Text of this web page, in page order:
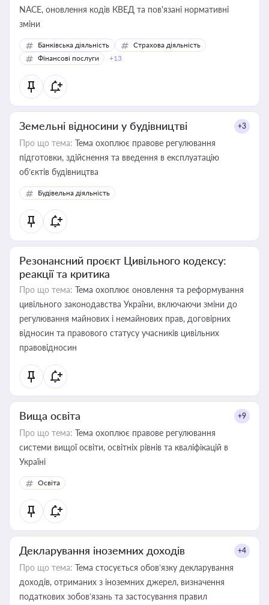
NACE, оновлення кодів КВЕД та пов'язані нормативні
зміни
Банківська діяльність
Страхова діяльність
Фінансові послуги
+13
Земельні відносини у будівництві +3
Про що тема: Тема охоплює правове регулювання
підготовки, здійснення та введення в експлуатацію
об’єктів будівництва
Будівельна діяльність
Резонансний проєкт Цивільного кодексу:
реакції та критика
Про що тема: Тема охоплює оновлення та реформування
цивільного законодавства України, включаючи зміни до
регулювання майнових і немайнових прав, договірних
відносин та правового статусу учасників цивільних
правовідносин
Вища освіта +9
Про що тема: Тема охоплює правове регулювання
системи вищої освіти, освітніх рівнів та кваліфікацій в
Україні
Освіта
Декларування іноземних доходів +4
Про що тема: Тема стосується обов’язку декларування
доходів, отриманих з іноземних джерел, визначення
податкових зобов’язань та застосування правил